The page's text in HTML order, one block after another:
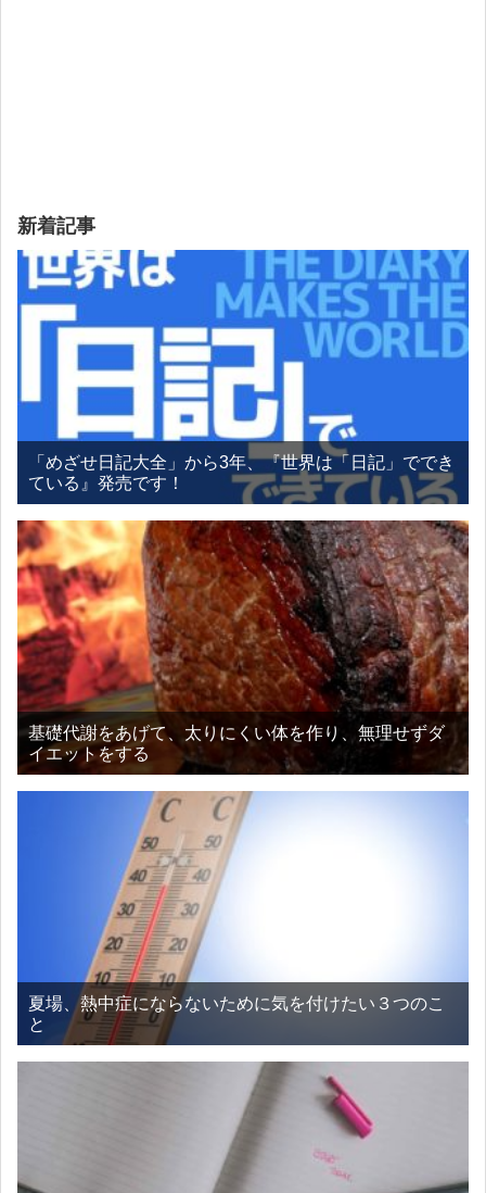
新着記事
「めざせ日記大全」から3年、『世界は「日記」ででき
ている』発売です！
基礎代謝をあげて、太りにくい体を作り、無理せずダ
イエットをする
夏場、熱中症にならないために気を付けたい３つのこ
と